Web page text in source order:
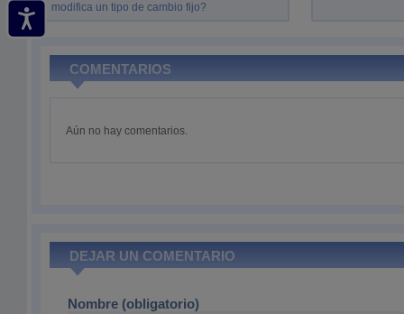
modifica un tipo de cambio fijo?
COMENTARIOS
Aún no hay comentarios.
DEJAR UN COMENTARIO
Nombre (obligatorio)